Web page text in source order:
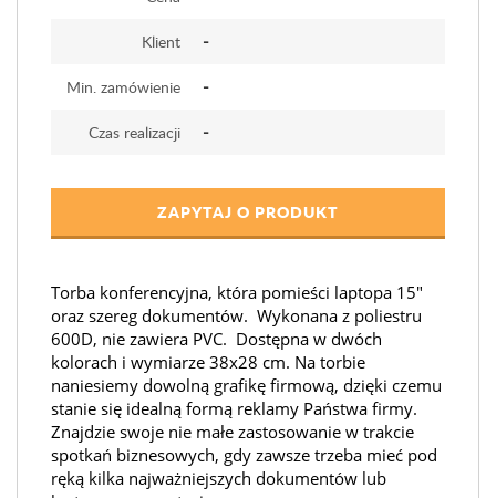
Klient -
Min. zamówienie -
Czas realizacji -
ZAPYTAJ O PRODUKT
Torba konferencyjna, która pomieści laptopa 15″
oraz szereg dokumentów. Wykonana z poliestru
600D, nie zawiera PVC. Dostępna w dwóch
kolorach i wymiarze 38x28 cm. Na torbie
naniesiemy dowolną grafikę firmową, dzięki czemu
stanie się idealną formą reklamy Państwa firmy.
Znajdzie swoje nie małe zastosowanie w trakcie
spotkań biznesowych, gdy zawsze trzeba mieć pod
ręką kilka najważniejszych dokumentów lub